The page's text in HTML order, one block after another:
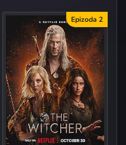
Epizoda 2
Fou